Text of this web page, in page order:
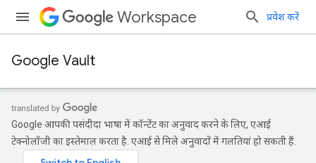
Workspace प्रवेश करें
Google Vault
Google आपकी पसंदीदा भाषा में कॉन्टेंट का अनुवाद करने के लिए, एआई
टेक्नोलॉजी का इस्तेमाल करता है. एआई से मिले अनुवादों में गलतियां हो सकती हैं.